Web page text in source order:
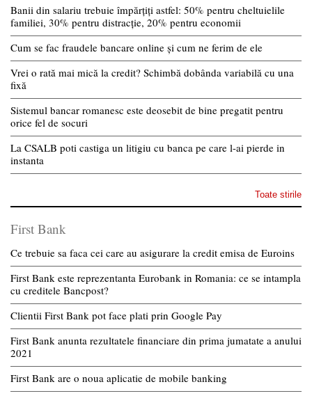
Banii din salariu trebuie împărțiți astfel: 50% pentru cheltuielile
familiei, 30% pentru distracție, 20% pentru economii
Cum se fac fraudele bancare online și cum ne ferim de ele
Vrei o rată mai mică la credit? Schimbă dobânda variabilă cu una
fixă
Sistemul bancar romanesc este deosebit de bine pregatit pentru
orice fel de socuri
La CSALB poti castiga un litigiu cu banca pe care l-ai pierde in
instanta
Toate stirile
First Bank
Ce trebuie sa faca cei care au asigurare la credit emisa de Euroins
First Bank este reprezentanta Eurobank in Romania: ce se intampla
cu creditele Bancpost?
Clientii First Bank pot face plati prin Google Pay
First Bank anunta rezultatele financiare din prima jumatate a anului
2021
First Bank are o noua aplicatie de mobile banking